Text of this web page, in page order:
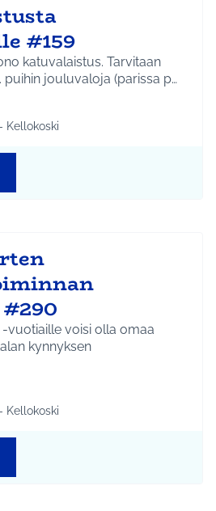
#159
katuvalaistus. Tarvitaan
puihin jouluvaloja (parissa p…
mukaan: Kehittämisverkosto -
Kellokoski
vuotiaille voisi olla omaa
kynnyksen
mukaan: Kehittämisverkosto -
Kellokoski